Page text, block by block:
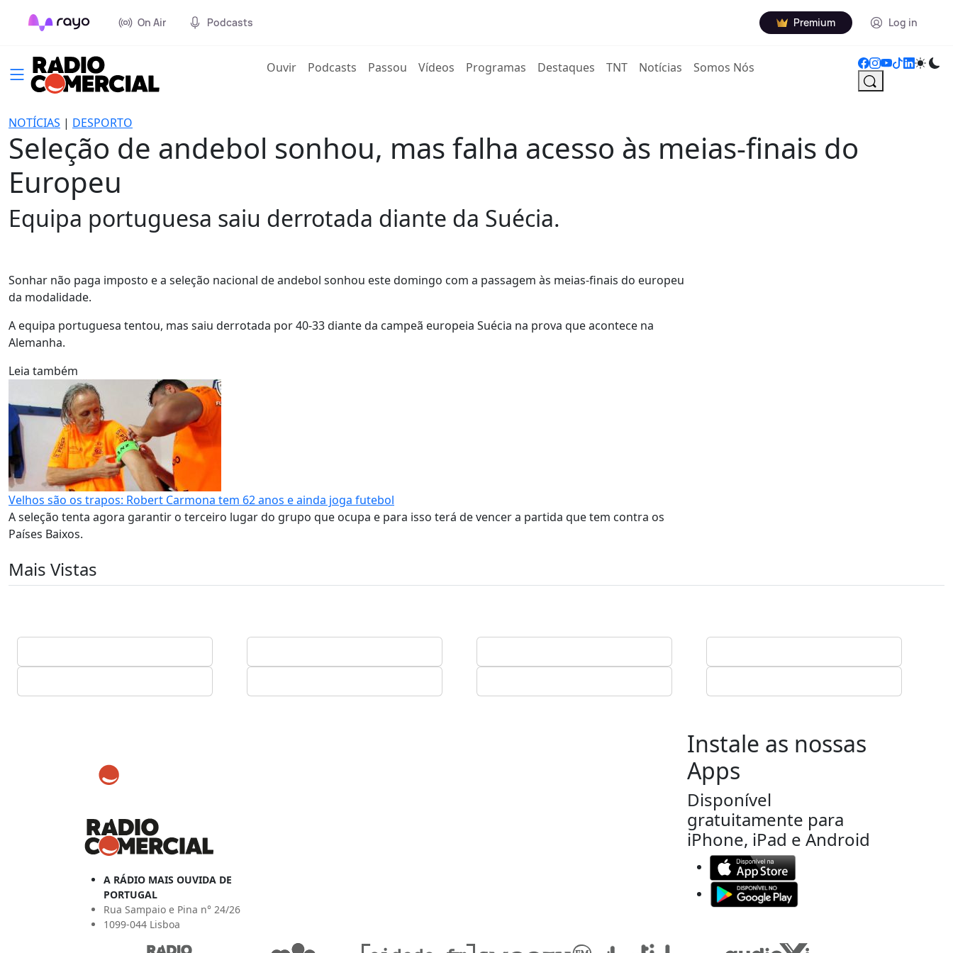
On Air Podcasts Premium Log in
Ouvir(current)
Podcasts Passou Vídeos Programas Destaques TNT Notícias Somos Nós
NOTÍCIAS | DESPORTO
Seleção de andebol sonhou, mas falha acesso às meias-finais do
Europeu
Equipa portuguesa saiu derrotada diante da Suécia.
Sonhar não paga imposto e a seleção nacional de andebol sonhou este domingo com a passagem às meias-finais do europeu
da modalidade.
A equipa portuguesa tentou, mas saiu derrotada por 40-33 diante da campeã europeia Suécia na prova que acontece na
Alemanha.
Leia também
Velhos são os trapos: Robert Carmona tem 62 anos e ainda joga futebol
A seleção tenta agora garantir o terceiro lugar do grupo que ocupa e para isso terá de vencer a partida que tem contra os
Países Baixos.
Mais Vistas
A RÁDIO MAIS OUVIDA DE
PORTUGAL
Rua Sampaio e Pina n° 24/26
1099-044 Lisboa
Instale as nossas
Apps
Disponível
gratuitamente para
iPhone, iPad e Android